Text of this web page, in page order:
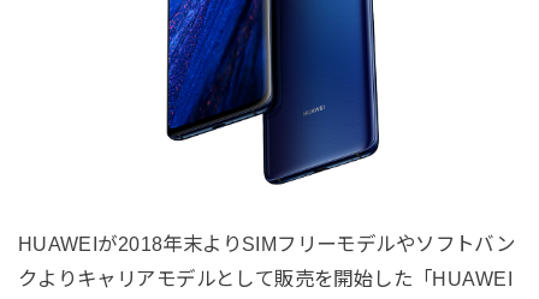
HUAWEIが2018年末よりSIMフリーモデルやソフトバン
クよりキャリアモデルとして販売を開始した「HUAWEI